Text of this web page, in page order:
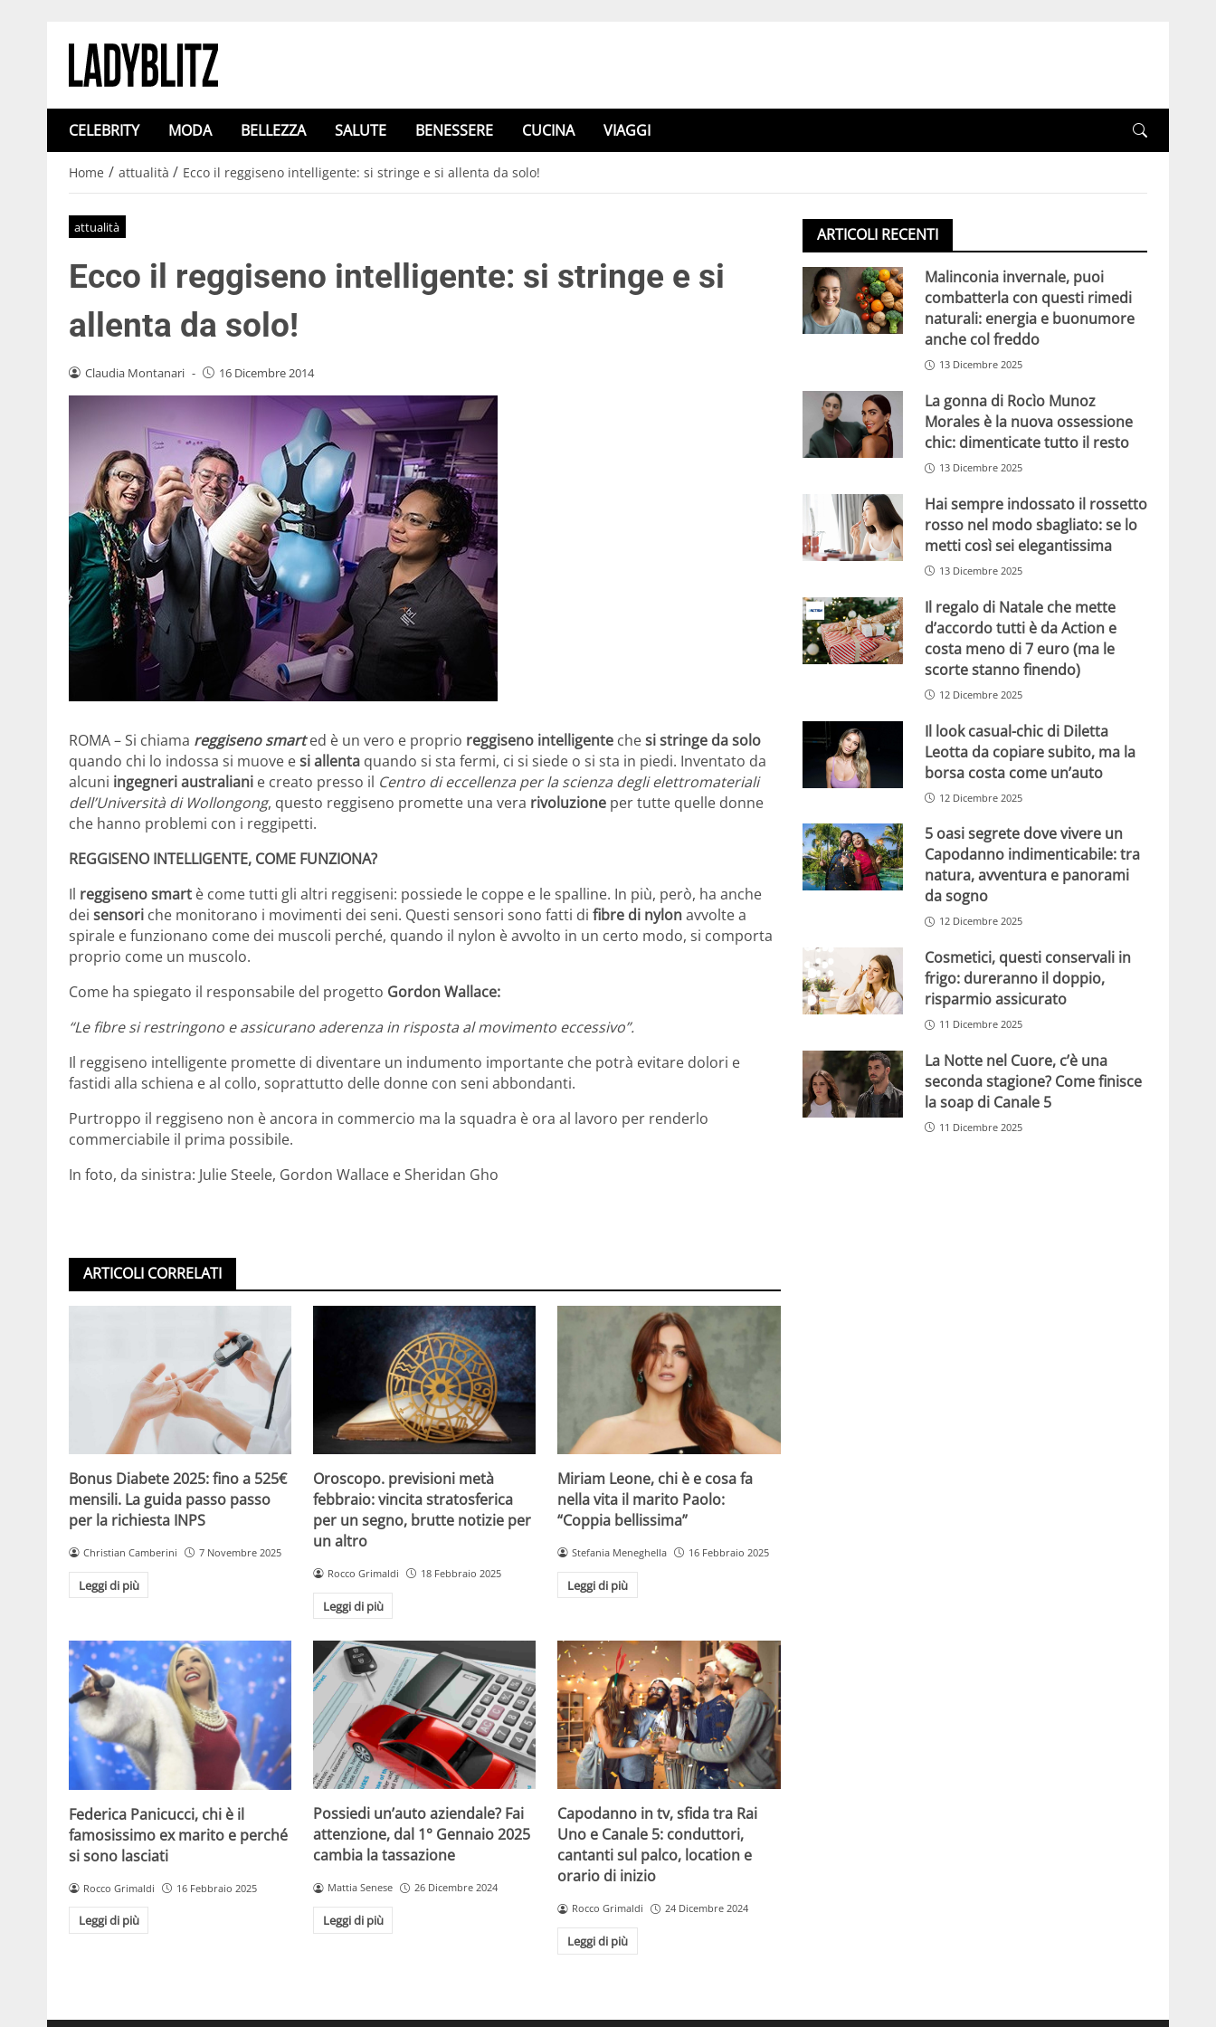
CELEBRITY MODA BELLEZZA SALUTE BENESSERE CUCINA VIAGGI
Home / attualità / Ecco il reggiseno intelligente: si stringe e si allenta da solo!
attualità
Ecco il reggiseno intelligente: si stringe e si
allenta da solo!
Claudia Montanari - 16 Dicembre 2014
ROMA – Si chiama reggiseno smart ed è un vero e proprio reggiseno intelligente chesi stringe da solo
quando chi lo indossa si muove esi allenta quando si sta fermi, ci si siede o si sta in piedi. Inventato da
alcuni ingegneri australiani e creato presso il Centro di eccellenza per la scienza degli elettromateriali
dell’Università di Wollongong, questo reggiseno promette una vera rivoluzione per tutte quelle donne
che hanno problemi con i reggipetti.
REGGISENO INTELLIGENTE, COME FUNZIONA?
Il reggiseno smart è come tutti gli altri reggiseni: possiede le coppe e le spalline. In più, però, ha anche
dei sensori che monitorano i movimenti dei seni. Questi sensori sono fatti di fibre di nylonavvolte a
spirale e funzionano come dei muscoli perché, quando il nylon è avvolto in un certo modo, si comporta
proprio come un muscolo.
Come ha spiegato il responsabile del progetto Gordon Wallace:
“Le fibre si restringono e assicurano aderenza in risposta al movimento eccessivo”.
Il reggiseno intelligente promette di diventare un indumento importante che potrà evitare dolori e
fastidi alla schiena e al collo, soprattutto delle donne con seni abbondanti.
Purtroppo il reggiseno non è ancora in commercio ma la squadra è ora al lavoro per renderlo
commerciabile il prima possibile.
In foto, da sinistra: Julie Steele, Gordon Wallace e Sheridan Gho
ARTICOLI CORRELATI
Bonus Diabete 2025: fino a 525€
mensili. La guida passo passo
per la richiesta INPS
Christian Camberini 7 Novembre 2025
Leggi di più
Oroscopo. previsioni metà
febbraio: vincita stratosferica
per un segno, brutte notizie per
un altro
Rocco Grimaldi 18 Febbraio 2025
Leggi di più
Miriam Leone, chi è e cosa fa
nella vita il marito Paolo:
“Coppia bellissima”
Stefania Meneghella 16 Febbraio 2025
Leggi di più
Federica Panicucci, chi è il
famosissimo ex marito e perché
si sono lasciati
Rocco Grimaldi 16 Febbraio 2025
Leggi di più
Possiedi un’auto aziendale? Fai
attenzione, dal 1° Gennaio 2025
cambia la tassazione
Mattia Senese 26 Dicembre 2024
Leggi di più
Capodanno in tv, sfida tra Rai
Uno e Canale 5: conduttori,
cantanti sul palco, location e
orario di inizio
Rocco Grimaldi 24 Dicembre 2024
Leggi di più
ARTICOLI RECENTI
Malinconia invernale, puoi
combatterla con questi rimedi
naturali: energia e buonumore
anche col freddo
13 Dicembre 2025
La gonna di Rocìo Munoz
Morales è la nuova ossessione
chic: dimenticate tutto il resto
13 Dicembre 2025
Hai sempre indossato il rossetto
rosso nel modo sbagliato: se lo
metti così sei elegantissima
13 Dicembre 2025
Il regalo di Natale che mette
d’accordo tutti è da Action e
costa meno di 7 euro (ma le
scorte stanno finendo)
12 Dicembre 2025
Il look casual-chic di Diletta
Leotta da copiare subito, ma la
borsa costa come un’auto
12 Dicembre 2025
5 oasi segrete dove vivere un
Capodanno indimenticabile: tra
natura, avventura e panorami
da sogno
12 Dicembre 2025
Cosmetici, questi conservali in
frigo: dureranno il doppio,
risparmio assicurato
11 Dicembre 2025
La Notte nel Cuore, c’è una
seconda stagione? Come finisce
la soap di Canale 5
11 Dicembre 2025